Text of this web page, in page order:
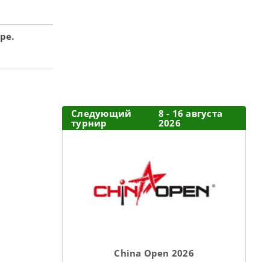
Следующий
турнир
8 - 16 августа
2026
Сhina Open 2026